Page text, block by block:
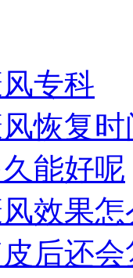
专科
恢复
能好呢
效果怎
后还